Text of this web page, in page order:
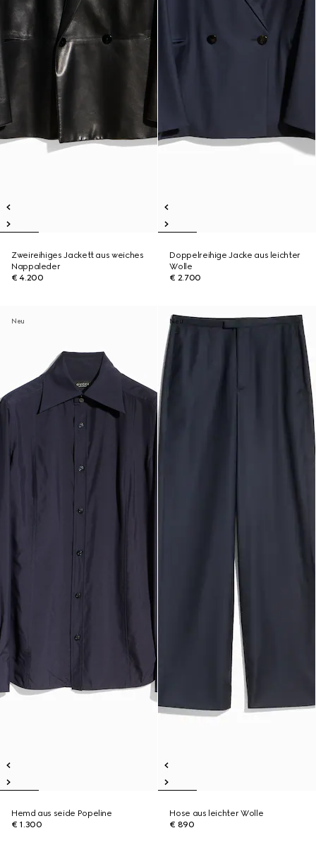
Zweireihiges Jackett aus weiches
Nappaleder
€ 4.200
Doppelreihige Jacke aus leichter
Wolle
€ 2.700
Neu
Hemd aus seide Popeline
€ 1.300
Neu
Hose aus leichter Wolle
€ 890